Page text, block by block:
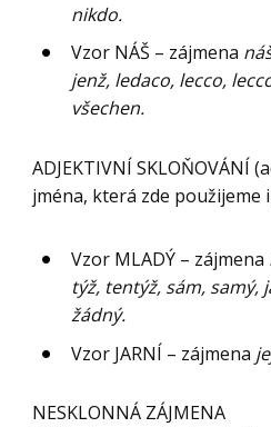
nikdo.
Vzor NÁŠ – zájmena
jenž, ledaco, lecco,
všechen.
ADJEKTIVNÍ SKLOŇOVÁNÍ
jména, která zde použijeme
Vzor MLADÝ – zájmena
týž, tentýž, sám, samý,
žádný.
Vzor JARNÍ – zájmena
NESKLONNÁ ZÁJMENA